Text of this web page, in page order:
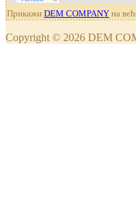
Прикажи DEM COMPANY на
Copyright © 2026 DEM